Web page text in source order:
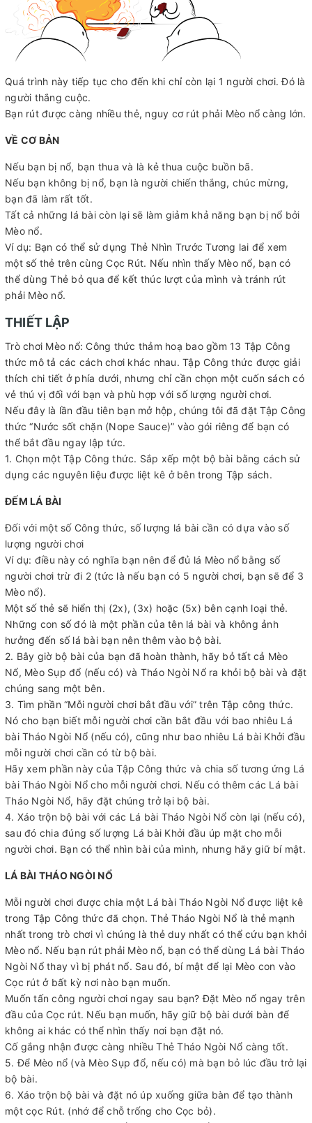
Quá trình này tiếp tục cho đến khi chỉ còn lại 1 người chơi. Đó là
người thắng cuộc.
Bạn rút được càng nhiều thẻ, nguy cơ rút phải Mèo nổ càng lớn.
VỀ CƠ BẢN
Nếu bạn bị nổ, bạn thua và là kẻ thua cuộc buồn bã.
Nếu bạn không bị nổ, bạn là người chiến thắng, chúc mừng,
bạn đã làm rất tốt.
Tất cả những lá bài còn lại sẽ làm giảm khả năng bạn bị nổ bởi
Mèo nổ.
Ví dụ: Bạn có thể sử dụng Thẻ Nhìn Trước Tương lai để xem
một số thẻ trên cùng Cọc Rút. Nếu nhìn thấy Mèo nổ, bạn có
thể dùng Thẻ bỏ qua để kết thúc lượt của mình và tránh rút
phải Mèo nổ.
THIẾT LẬP
Trò chơi Mèo nổ: Công thức thảm hoạ bao gồm 13 Tập Công
thức mô tả các cách chơi khác nhau. Tập Công thức được giải
thích chi tiết ở phía dưới, nhưng chỉ cần chọn một cuốn sách có
vẻ thú vị đối với bạn và phù hợp với số lượng người chơi.
Nếu đây là lần đầu tiên bạn mở hộp, chúng tôi đã đặt Tập Công
thức “Nước sốt chặn (Nope Sauce)” vào gói riêng để bạn có
thể bắt đầu ngay lập tức.
1. Chọn một Tập Công thức. Sắp xếp một bộ bài bằng cách sử
dụng các nguyên liệu được liệt kê ở bên trong Tập sách.
ĐẾM LÁ BÀI
Đối với một số Công thức, số lượng lá bài cần có dựa vào số
lượng người chơi
Ví dụ: điều này có nghĩa bạn nên để đủ lá Mèo nổ bằng số
người chơi trừ đi 2 (tức là nếu bạn có 5 người chơi, bạn sẽ để 3
Mèo nổ).
Một số thẻ sẽ hiển thị (2x), (3x) hoặc (5x) bên cạnh loại thẻ.
Những con số đó là một phần của tên lá bài và không ảnh
hưởng đến số lá bài bạn nên thêm vào bộ bài.
2. Bây giờ bộ bài của bạn đã hoàn thành, hãy bỏ tất cả Mèo
Nổ, Mèo Sụp đổ (nếu có) và Tháo Ngòi Nổ ra khỏi bộ bài và đặt
chúng sang một bên.
3. Tìm phần “Mỗi người chơi bắt đầu với” trên Tập công thức.
Nó cho bạn biết mỗi người chơi cần bắt đầu với bao nhiêu Lá
bài Tháo Ngòi Nổ (nếu có), cũng như bao nhiêu Lá bài Khởi đầu
mỗi người chơi cần có từ bộ bài.
Hãy xem phần này của Tập Công thức và chia số tương ứng Lá
bài Tháo Ngòi Nổ cho mỗi người chơi. Nếu có thêm các Lá bài
Tháo Ngòi Nổ, hãy đặt chúng trở lại bộ bài.
4. Xáo trộn bộ bài với các Lá bài Tháo Ngòi Nổ còn lại (nếu có),
sau đó chia đúng số lượng Lá bài Khởi đầu úp mặt cho mỗi
người chơi. Bạn có thể nhìn bài của mình, nhưng hãy giữ bí mật.
LÁ BÀI THÁO NGÒI NỔ
Mỗi người chơi được chia một Lá bài Tháo Ngòi Nổ được liệt kê
trong Tập Công thức đã chọn. Thẻ Tháo Ngòi Nổ là thẻ mạnh
nhất trong trò chơi vì chúng là thẻ duy nhất có thể cứu bạn khỏi
Mèo nổ. Nếu bạn rút phải Mèo nổ, bạn có thể dùng Lá bài Tháo
Ngòi Nổ thay vì bị phát nổ. Sau đó, bí mật để lại Mèo con vào
Cọc rút ở bất kỳ nơi nào bạn muốn.
Muốn tấn công người chơi ngay sau bạn? Đặt Mèo nổ ngay trên
đầu của Cọc rút. Nếu bạn muốn, hãy giữ bộ bài dưới bàn để
không ai khác có thể nhìn thấy nơi bạn đặt nó.
Cố gắng nhận được càng nhiều Thẻ Tháo Ngòi Nổ càng tốt.
5. Để Mèo nổ (và Mèo Sụp đổ, nếu có) mà bạn bỏ lúc đầu trở lại
bộ bài.
6. Xáo trộn bộ bài và đặt nó úp xuống giữa bàn để tạo thành
một cọc Rút. (nhớ để chỗ trống cho Cọc bỏ).